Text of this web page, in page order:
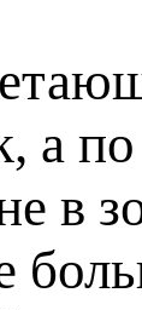
а по
в